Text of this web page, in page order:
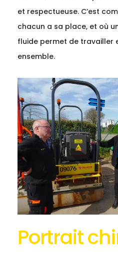
et respectueuse. C’est
chacun a sa place, et où
fluide permet de travailler
ensemble.
Portrait